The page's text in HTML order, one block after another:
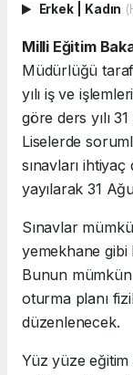
Erkek Kadın
Milli Eğitim
Müdürlüğü
yılı iş ve
göre ders yılı
Liselerde
sınavları
yayılarak 31
Sınavlar
yemekhane
Bunun
oturma planı
düzenlenecek.
Yüz yüze eğitim